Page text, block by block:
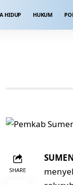
HIDUP HUKUM
SHARE